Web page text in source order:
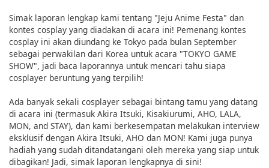
Simak laporan lengkap kami tentang "Jeju Anime Festa" dan
kontes cosplay yang diadakan di acara ini! Pemenang kontes
cosplay ini akan diundang ke Tokyo pada bulan September
sebagai perwakilan dari Korea untuk acara "TOKYO GAME
SHOW", jadi baca laporannya untuk mencari tahu siapa
cosplayer beruntung yang terpilih!
Ada banyak sekali cosplayer sebagai bintang tamu yang datang
di acara ini (termasuk Akira Itsuki, Kisakiurumi, AHO, LALA,
MON, and STAY), dan kami berkesempatan melakukan interview
eksklusif dengan Akira Itsuki, AHO dan MON! Kami juga punya
hadiah yang sudah ditandatangani oleh mereka yang siap untuk
dibagikan! Jadi, simak laporan lengkapnya di sini!